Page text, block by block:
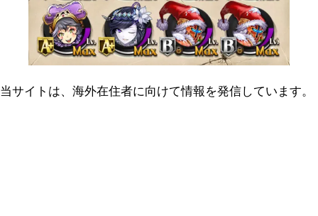
当サイトは、海外在住者に向けて情報を発信しています。